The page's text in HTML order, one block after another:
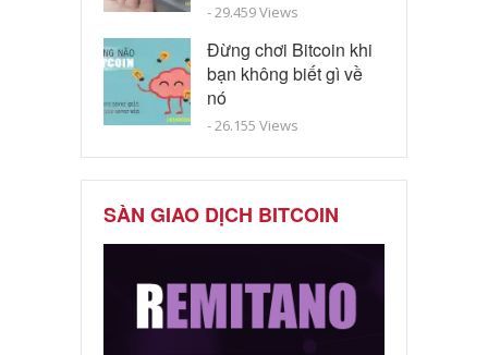
- 29.459 Views
Đừng chơi Bitcoin khi
bạn không biết gì về
nó
- 26.155 Views
SÀN GIAO DỊCH BITCOIN